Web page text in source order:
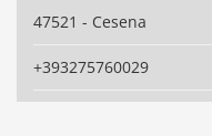
47521 - Cesena
+393275760029